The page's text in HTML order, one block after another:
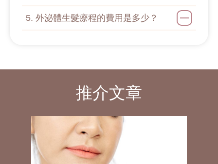
5. 外泌體生髮療程的費用是多少？
推介文章